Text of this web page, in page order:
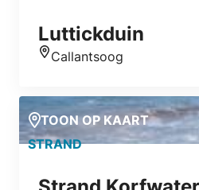
Luttickduin
Callantsoog
TOON OP KAART
STRAND